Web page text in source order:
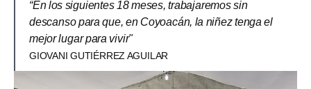
“En los siguientes 18 meses, trabajaremos sin
descanso para que, en Coyoacán, la niñez tenga el
mejor lugar para vivir"
GIOVANI GUTIÉRREZ AGUILAR